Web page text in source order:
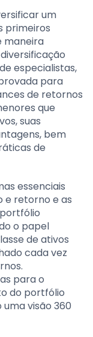
um
primeiros
maneira
especialistas,
para
de retornos
que
suas
bem
de
essenciais
e retorno e as
o papel
de ativos
cada vez
para o
do portfólio
visão 360